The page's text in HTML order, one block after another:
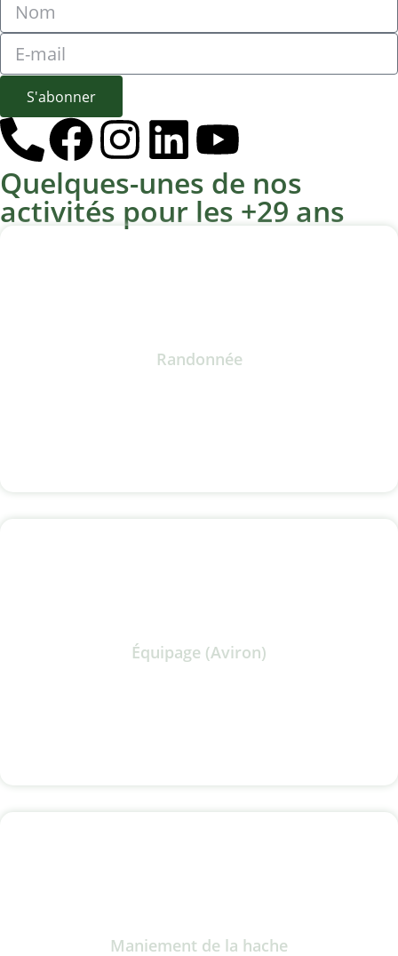
S'abonner
Quelques-unes de nos
activités pour les +29 ans
Randonnée
Équipage (Aviron)
Maniement de la hache